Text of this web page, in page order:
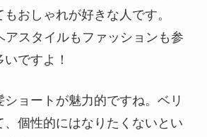
おしゃれが好きな人です。
アスタイルもファッションも参
ですよ！
ョートが魅力的ですね。ベリ
、個性的にはなりたくないとい